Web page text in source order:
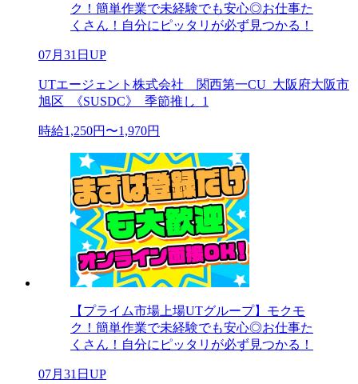
ク！簡単作業で未経験でも安心◎お仕事た
くさん！自分にピッタリが必ず見つかる！
07月31日UP
UTエージェント株式会社 関西第一CU_大阪府大阪市
旭区_《SUSDC》_季節推し_1
時給1,250円〜1,970円
【プライム市場上場UTグループ】モクモ
ク！簡単作業で未経験でも安心◎お仕事た
くさん！自分にピッタリが必ず見つかる！
07月31日UP